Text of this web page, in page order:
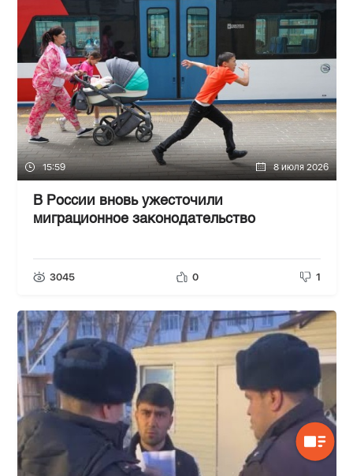
15:59 8 июля 2026
В России вновь ужесточили
миграционное законодательство
3045 0 1